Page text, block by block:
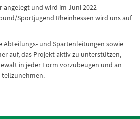
angelegt und wird im Juni 2022
Sportjugend Rheinhessen wird uns auf
Abteilungs- und Spartenleitungen sowie
auf, das Projekt aktiv zu unterstützen,
in jeder Form vorzubeugen und an
teilzunehmen.